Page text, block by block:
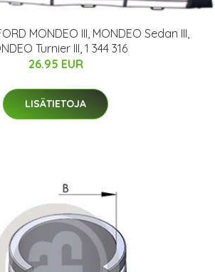
MONDEO III, MONDEO Sedan III,
Turnier III, 1 344 316
26.95 EUR
LISÄTIETOJA